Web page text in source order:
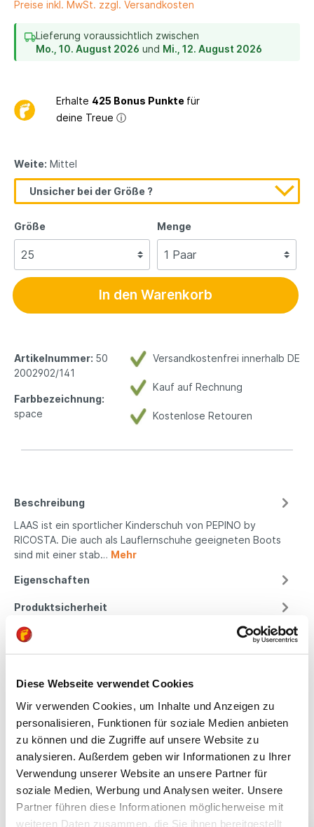
Diese Webseite verwendet Cookies
Wir verwenden Cookies, um Inhalte und Anzeigen zu
personalisieren, Funktionen für soziale Medien anbieten
zu können und die Zugriffe auf unsere Website zu
analysieren. Außerdem geben wir Informationen zu Ihrer
Verwendung unserer Website an unsere Partner für
soziale Medien, Werbung und Analysen weiter. Unsere
Partner führen diese Informationen möglicherweise mit
weiteren Daten zusammen, die Sie ihnen bereitgestellt
Preise inkl. MwSt. zzgl. Versandkosten
Lieferung voraussichtlich zwischen
Mo., 10. August 2026 und Mi., 12. August 2026
Erhalte 425 Bonus Punkte für
deine Treue ⓘ
Weite: Mittel
Unsicher bei der Größe ?
Größe Menge
In den Warenkorb
Versandkostenfrei innerhalb DE
Kauf auf Rechnung
Kostenlose Retouren
Artikelnummer: 50
2002902/141
Farbbezeichnung:
space
Beschreibung
LAAS ist ein sportlicher Kinderschuh von PEPINO by
RICOSTA. Die auch als Lauflernschuhe geeigneten Boots
sind mit einer stab… Mehr
Eigenschaften
Produktsicherheit
Kindgerechte
Passform
auf die Bedürfnisse
von Kindern
ausgerichtet. Sie
bieten optimalen Halt,
fördern die natürliche
Fußentwicklung und